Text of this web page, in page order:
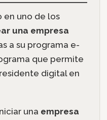
en uno de los
una empresa
a su programa e-
que permite
digital en
una empresa